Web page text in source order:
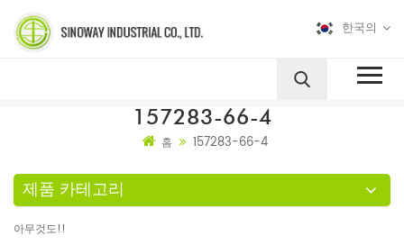
한국의
157283-66-4
홈 157283-66-4
제품 카테고리
아무것도!!